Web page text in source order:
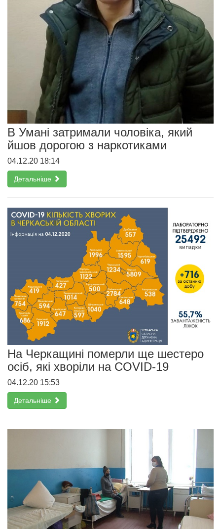
В Умані затримали чоловіка, який
йшов дорогою з наркотиками
04.12.20 18:14
Детальніше
На Черкащині померли ще шестеро
осіб, які хворіли на COVID-19
04.12.20 15:53
Детальніше